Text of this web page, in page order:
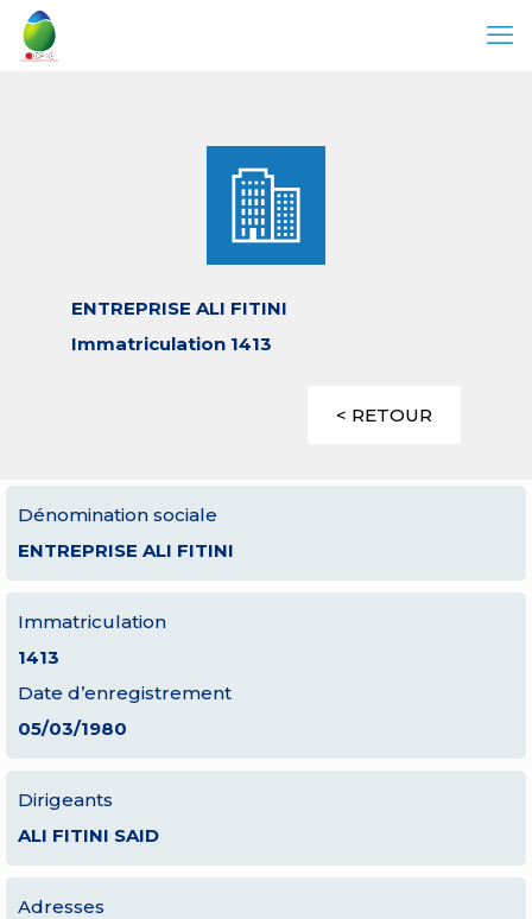
ENTREPRISE ALI FITINI
Immatriculation 1413
< RETOUR
Dénomination sociale
ENTREPRISE ALI FITINI
Immatriculation
1413
Date d’enregistrement
05/03/1980
Dirigeants
ALI FITINI SAID
Adresses